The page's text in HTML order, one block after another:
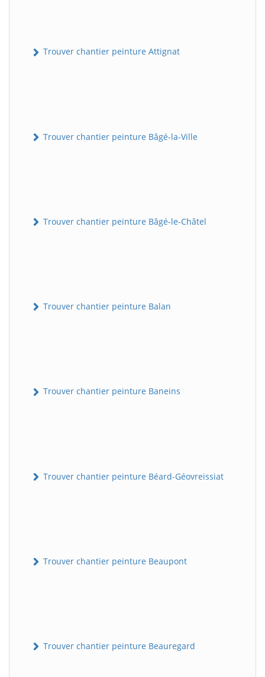
Trouver chantier peinture Attignat
Trouver chantier peinture Bâgé-la-Ville
Trouver chantier peinture Bâgé-le-Châtel
Trouver chantier peinture Balan
Trouver chantier peinture Baneins
Trouver chantier peinture Béard-Géovreissiat
Trouver chantier peinture Beaupont
Trouver chantier peinture Beauregard